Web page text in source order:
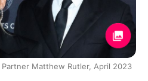
Matthew Rutler, April 2023